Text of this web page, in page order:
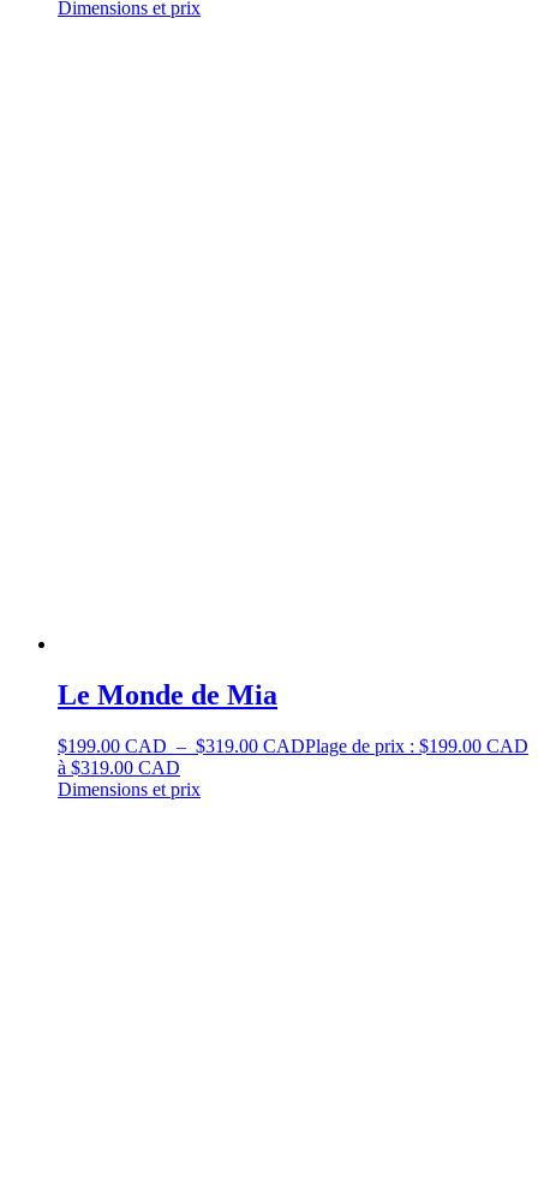
Dimensions et prix
Le Monde de Mia
$199.00 CAD – $319.00 CADPlage de prix : $199.00 CAD
à $319.00 CAD
Dimensions et prix